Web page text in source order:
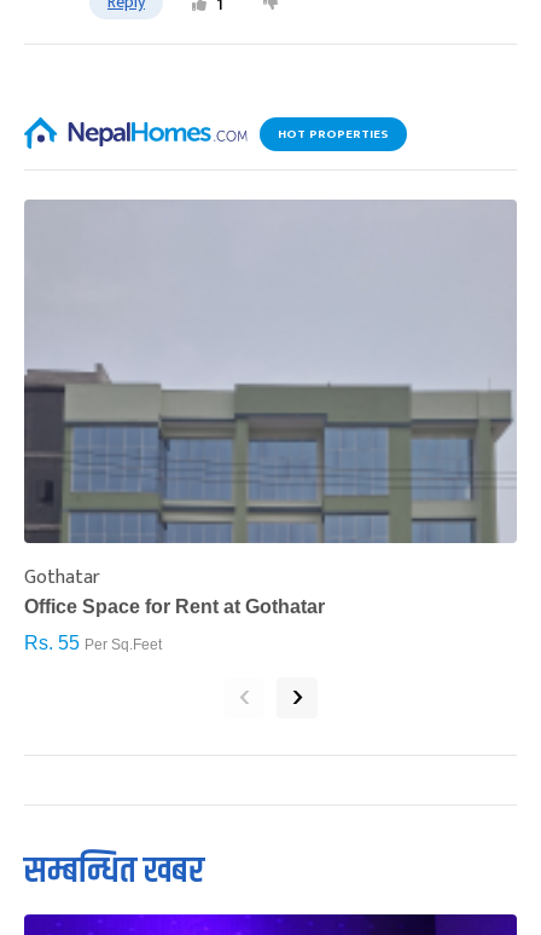
HOT PROPERTIES
Gothatar
Office Space for Rent at Gothatar
Rs. 55 Per Sq.Feet
‹ ›
सम्बन्धित खबर